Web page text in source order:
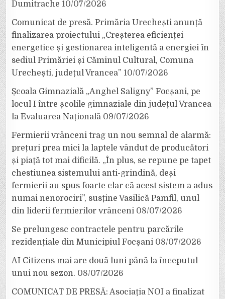
Dumitrache 10/07/2026
Comunicat de presă. Primăria Urechești anunță
finalizarea proiectului „Creșterea eficienței
energetice și gestionarea inteligentă a energiei în
sediul Primăriei și Căminul Cultural, Comuna
Urechești, județul Vrancea” 10/07/2026
Școala Gimnazială „Anghel Saligny” Focșani, pe
locul I între școlile gimnaziale din județul Vrancea
la Evaluarea Națională 09/07/2026
Fermierii vrânceni trag un nou semnal de alarmă:
prețuri prea mici la laptele vândut de producători
și piață tot mai dificilă. „În plus, se repune pe tapet
chestiunea sistemului anti-grindină, deși
fermierii au spus foarte clar că acest sistem a adus
numai nenorociri”, susține Vasilică Pamfil, unul
din liderii fermierilor vrânceni 08/07/2026
Se prelungesc contractele pentru parcările
rezidențiale din Municipiul Focșani 08/07/2026
AI Citizens mai are două luni până la începutul
unui nou sezon. 08/07/2026
COMUNICAT DE PRESĂ: Asociația NOI a finalizat